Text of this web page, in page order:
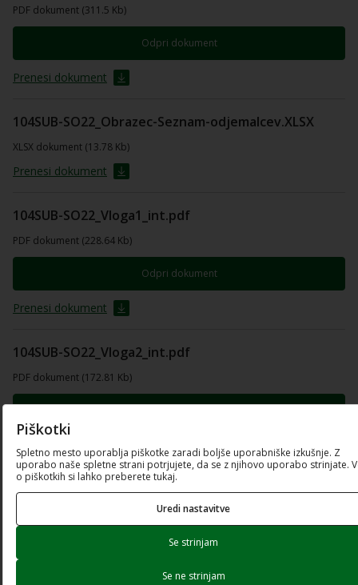
PDF dokument (311.5 Kb)
Odpri dokument
Prenesi dokument
104SUB-SO22_Obrazec-Seznam-odjemalcev.XLSX
XLSX dokument (13.78 Kb)
Prenesi dokument
104SUB-SO22_Vloga1_int.pdf
PDF dokument (228.64 Kb)
Odpri dokument
Prenesi dokument
104SUB-SO22_Vloga2_int.pdf
PDF dokument (172.81 Kb)
Prenesi dokument
104SUB-SO22_Obrazec-de-minimis_int.pdf
Odpri dokument
Piškotki
Spletno mesto uporablja piškotke zaradi boljše uporabniške izkušnje. Z
uporabo naše spletne strani potrjujete, da se z njihovo uporabo strinjate.
o piškotkih si lahko preberete tukaj.
Uredi nastavitve
Se strinjam
Se ne strinjam